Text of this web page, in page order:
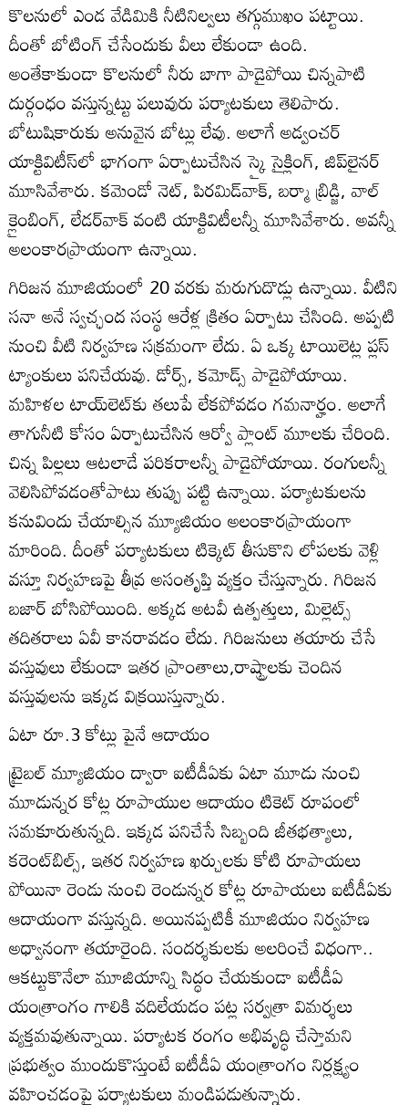
కొలనులో ఎండ వేడిమికి నీటినిల్వలు తగ్గుముఖం పట్టాయి.
దీంతో బోటింగ్‌ చేసేందుకు వీలు లేకుండా ఉంది.
అంతేకాకుండా కొలనులో నీరు బాగా పాడైపోయి చిన్నపాటి
దుర్గంధం వస్తున్నట్టు పలువురు పర్యాటకులు తెలిపారు.
బోటుషికారుకు అనువైన బోట్లు లేవు. అలాగే అడ్వంచర్‌
యాక్టివిటీస్‌లో భాగంగా ఏర్పాటుచేసిన స్కై సైక్లింగ్‌, జిప్‌లైనర్‌
మూసివేశారు. కమెండో నెట్‌, పిరమిడ్‌వాక్‌, బర్మా బ్రిడ్జి, వాల్‌
క్లైంబింగ్‌, లేడర్‌వాక్‌ వంటి యాక్టివిటీలన్నీ మూసివేశారు. అవన్నీ
అలంకారప్రాయంగా ఉన్నాయి.
గిరిజన మూజియంలో 20 వరకు మరుగుదొడ్లు ఉన్నాయి. వీటిని
సనా అనే స్వచ్ఛంద సంస్థ ఆరేళ్ల క్రితం ఏర్పాటు చేసింది. అప్పటి
నుంచి వీటి నిర్వహణ సక్రమంగా లేదు. ఏ ఒక్క టాయిలెట్ల ప్లస్‌
ట్యాంకులు పనిచేయవు. డోర్స్‌, కమోడ్స్‌ పాడైపోయాయి.
మహిళల టాయ్‌లెట్‌కు తలుపే లేకపోవడం గమనార్హం. అలాగే
తాగునీటి కోసం ఏర్పాటుచేసిన ఆర్వో ప్లాంట్‌ మూలకు చేరింది.
చిన్న పిల్లలు ఆటలాడే పరికరాలన్నీ పాడైపోయాయి. రంగులన్నీ
వెలిసిపోవడంతోపాటు తుప్పు పట్టి ఉన్నాయి. పర్యాటకులను
కనువిందు చేయాల్సిన మ్యూజియం అలంకారప్రాయంగా
మారింది. దీంతో పర్యాటకులు టిక్కెట్‌ తీసుకొని లోపలకు వెళ్లి
వస్తూ నిర్వహణపై తీవ్ర అసంతృప్తి వ్యక్తం చేస్తున్నారు. గిరిజన
బజార్‌ బోసిపోయింది. అక్కడ అటవీ ఉత్పత్తులు, మిల్లెట్స్‌
తదితరాలు ఏవీ కానరావడం లేదు. గిరిజనులు తయారు చేసే
వస్తువులు లేకుండా ఇతర ప్రాంతాలు,రాష్ట్రాలకు చెందిన
వస్తువులను ఇక్కడ విక్రయిస్తున్నారు.
ఏటా రూ.3 కోట్లు పైనే ఆదాయం
ట్రైబల్‌ మ్యూజియం ద్వారా ఐటీడీఏకు ఏటా మూడు నుంచి
మూడున్నర కోట్ల రూపాయుల ఆదాయం టికెట్‌ రూపంలో
సమకూరుతున్నది. ఇక్కడ పనిచేసే సిబ్బంది జీతభత్యాలు,
కరెంట్‌బిల్స్‌, ఇతర నిర్వహణ ఖర్చులకు కోటి రూపాయలు
పోయినా రెండు నుంచి రెండున్నర కోట్ల రూపాయలు ఐటీడీఏకు
ఆదాయంగా వస్తున్నది. అయినప్పటికీ మూజియం నిర్వహణ
అధ్వానంగా తయారైంది. సందర్శకులకు అలరించే విధంగా..
ఆకట్టుకొనేలా మూజియాన్ని సిద్ధం చేయకుండా ఐటీడీఏ
యంత్రాంగం గాలికి వదిలేయడం పట్ల సర్వత్రా విమర్శలు
వ్యక్తమవుతున్నాయి. పర్యాటక రంగం అభివృద్ధి చేస్తామని
ప్రభుత్వం ముందుకొస్తుంటే ఐటీడీఏ యంత్రాంగం నిర్లక్ష్యం
వహించడంపై పర్యాటకులు మండిపడుతున్నారు.